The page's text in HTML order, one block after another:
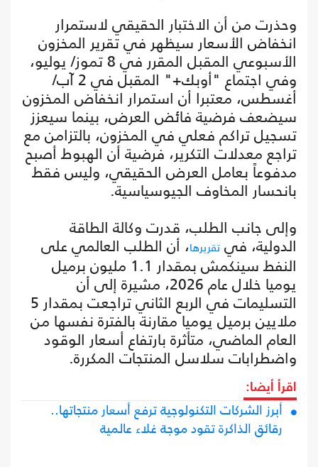
وحذرت من أن الاختبار الحقيقي لاستمرار
انخفاض الأسعار سيظهر في تقرير المخزون
الأسبوعي المقبل المقرر في 8 تموز/ يوليو،
وفي اجتماع "أوبك+" المقبل في 2 آب/
أغسطس، معتبرا أن استمرار انخفاض المخزون
سيضعف فرضية فائض العرض، بينما سيعزز
تسجيل تراكم فعلي في المخزون، بالتزامن مع
تراجع معدلات التكرير، فرضية أن الهبوط أصبح
مدفوعاً بعامل العرض الحقيقي، وليس فقط
بانحسار المخاوف الجيوسياسية.
وإلى جانب الطلب، قدرت وكالة الطاقة
الدولية، في تقريرها، أن الطلب العالمي على
النفط سينكمش بمقدار 1.1 مليون برميل
يوميا خلال عام 2026، مشيرة إلى أن
التسليمات في الربع الثاني تراجعت بمقدار 5
ملايين برميل يوميا مقارنة بالفترة نفسها من
العام الماضي، متأثرة بارتفاع أسعار الوقود
واضطرابات سلاسل المنتجات المكررة.
اقرأ أيضا:
أبرز الشركات التكنولوجية ترفع أسعار منتجاتها..
رقائق الذاكرة تقود موجة غلاء عالمية